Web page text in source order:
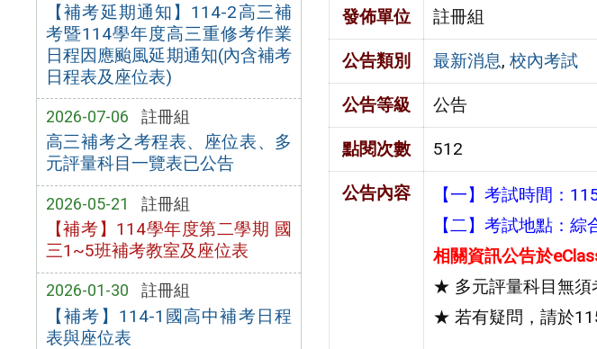
【補考延期通知】114-2高三補
考暨114學年度高三重修考作業
日程因應颱風延期通知(內含補考
日程表及座位表)
2026-07-06 註冊組
高三補考之考程表、座位表、多
元評量科目一覽表已公告
2026-05-21 註冊組
【補考】114學年度第二學期 國
三1~5班補考教室及座位表
2026-01-30 註冊組
【補考】114-1國高中補考日程
表與座位表
發佈單位 註冊組
公告類別 最新消息, 校內考試
公告等級 公告
點閱次數 512
公告內容
【一】考試時間：
【二】考試地點：
相關資訊公告於
★ 多元評量科目無須
★ 若有疑問，請於